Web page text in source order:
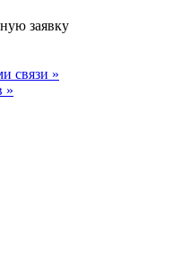
заявку
связи »
»